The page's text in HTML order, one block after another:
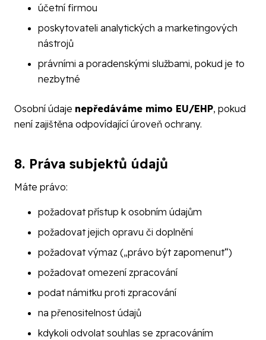
účetní firmou
poskytovateli analytických a marketingových
nástrojů
právními a poradenskými službami, pokud je to
nezbytné
Osobní údaje nepředáváme mimo EU/EHP, pokud
není zajištěna odpovídající úroveň ochrany.
8. Práva subjektů údajů
Máte právo:
požadovat přístup k osobním údajům
požadovat jejich opravu či doplnění
požadovat výmaz („právo být zapomenut“)
požadovat omezení zpracování
podat námitku proti zpracování
na přenositelnost údajů
kdykoli odvolat souhlas se zpracováním